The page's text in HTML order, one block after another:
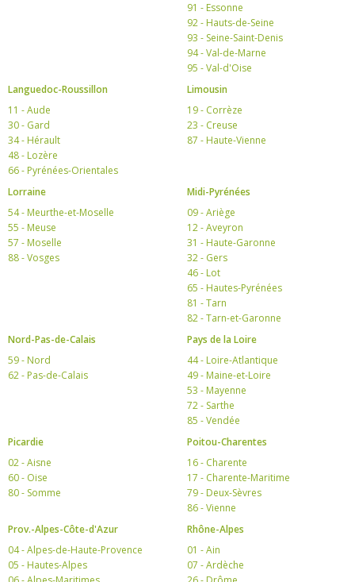
91 - Essonne
92 - Hauts-de-Seine
93 - Seine-Saint-Denis
94 - Val-de-Marne
95 - Val-d'Oise
Languedoc-Roussillon
11 - Aude
30 - Gard
34 - Hérault
48 - Lozère
66 - Pyrénées-Orientales
Limousin
19 - Corrèze
23 - Creuse
87 - Haute-Vienne
Lorraine
54 - Meurthe-et-Moselle
55 - Meuse
57 - Moselle
88 - Vosges
Midi-Pyrénées
09 - Ariège
12 - Aveyron
31 - Haute-Garonne
32 - Gers
46 - Lot
65 - Hautes-Pyrénées
81 - Tarn
82 - Tarn-et-Garonne
Nord-Pas-de-Calais
59 - Nord
62 - Pas-de-Calais
Pays de la Loire
44 - Loire-Atlantique
49 - Maine-et-Loire
53 - Mayenne
72 - Sarthe
85 - Vendée
Picardie
02 - Aisne
60 - Oise
80 - Somme
Poitou-Charentes
16 - Charente
17 - Charente-Maritime
79 - Deux-Sèvres
86 - Vienne
Prov.-Alpes-Côte-d'Azur
04 - Alpes-de-Haute-Provence
05 - Hautes-Alpes
Rhône-Alpes
01 - Ain
07 - Ardèche